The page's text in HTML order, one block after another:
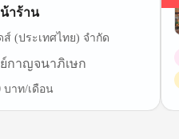
าร้าน
(ประเทศไทย) จำกัด
กาญจนาภิเษก
บาท/เดือน